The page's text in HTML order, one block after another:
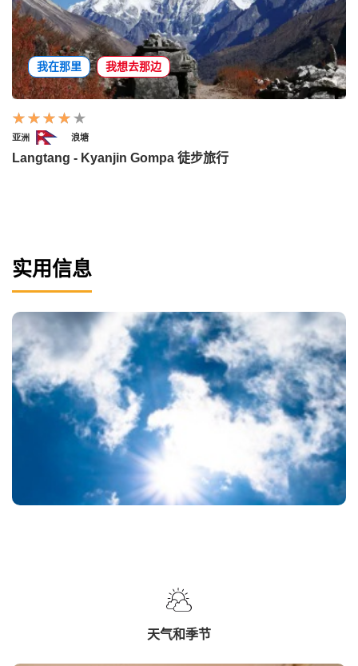
我在那里 我想去那边
亚洲 浪塘
Langtang - Kyanjin Gompa 徒步旅行
实用信息
天气和季节